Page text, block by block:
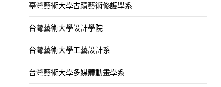
臺灣藝術大學古蹟藝術修護學系
台灣藝術大學設計學院
台灣藝術大學工藝設計系
台灣藝術大學多媒體動畫學系